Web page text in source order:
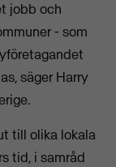
jobb och
- som
säger Harry
till olika lokala
tid, i samråd